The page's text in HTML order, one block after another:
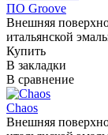
ПО Groove
Внешняя
итальянской
Купить
В закладки
В сравнение
Chaos
Внешняя